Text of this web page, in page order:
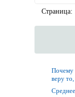
Страница:
Почему
веру